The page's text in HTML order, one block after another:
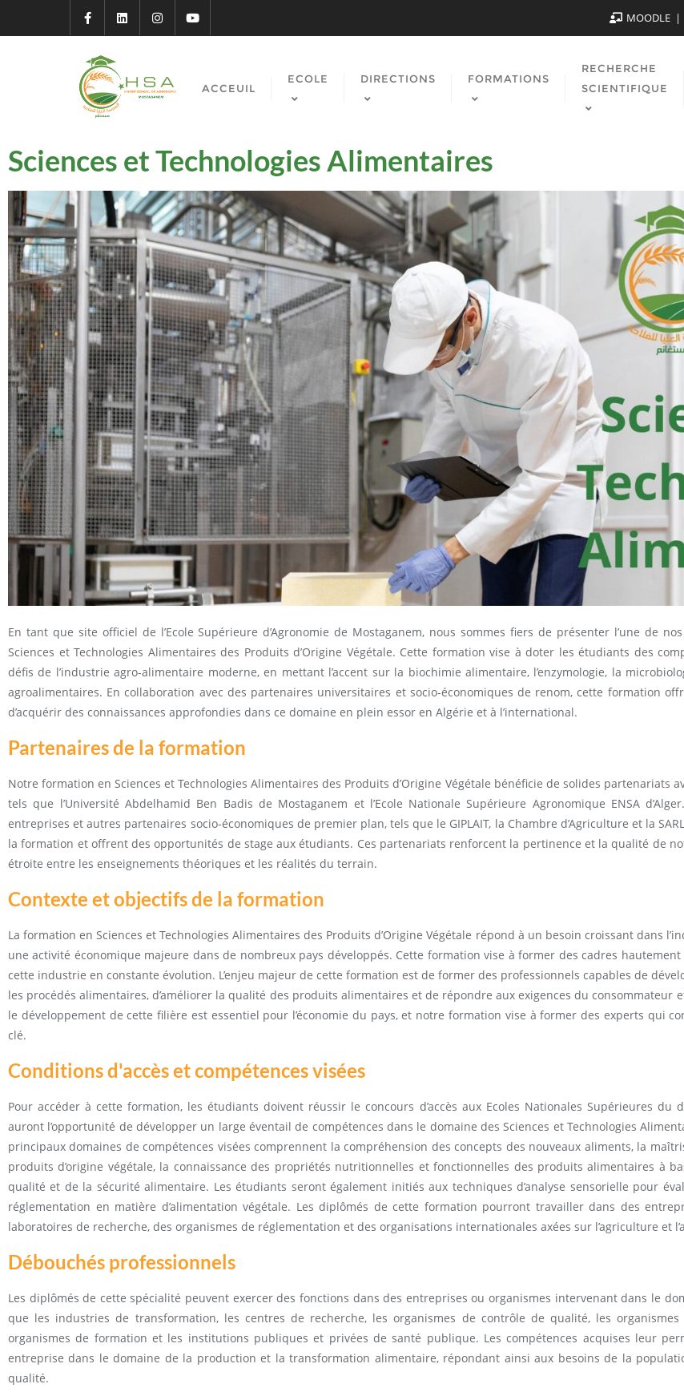
MOODLE
ACCEUIL
ECOLE DIRECTIONS FORMATIONS
RECHERCHE
SCIENTIFIQUE
Sciences et Technologies Alimentaires
En tant que site officiel de l’Ecole Supérieure d’Agronomie de Mostaganem, nous sommes fiers de présenter l’une de
Sciences et Technologies Alimentaires des Produits d’Origine Végétale. Cette formation vise à doter les étudiants des
défis de l’industrie agro-alimentaire moderne, en mettant l’accent sur la biochimie alimentaire, l’enzymologie, la
agroalimentaires. En collaboration avec des partenaires universitaires et socio-économiques de renom, cette formation
d’acquérir des connaissances approfondies dans ce domaine en plein essor en Algérie et à l’international.
Partenaires de la formation
Notre formation en Sciences et Technologies Alimentaires des Produits d’Origine Végétale bénéficie de solides partenariats
tels que l’Université Abdelhamid Ben Badis de Mostaganem et l’Ecole Nationale Supérieure Agronomique ENSA
entreprises et autres partenaires socio-économiques de premier plan, tels que le GIPLAIT, la Chambre d’Agriculture et la
la formation et offrent des opportunités de stage aux étudiants. Ces partenariats renforcent la pertinence et la qualité de
étroite entre les enseignements théoriques et les réalités du terrain.
Contexte et objectifs de la formation
La formation en Sciences et Technologies Alimentaires des Produits d’Origine Végétale répond à un besoin croissant dans
une activité économique majeure dans de nombreux pays développés. Cette formation vise à former des cadres
cette industrie en constante évolution. L’enjeu majeur de cette formation est de former des professionnels capables de
les procédés alimentaires, d’améliorer la qualité des produits alimentaires et de répondre aux exigences du consommateur
le développement de cette filière est essentiel pour l’économie du pays, et notre formation vise à former des experts qui
clé.
Conditions d'accès et compétences visées
Pour accéder à cette formation, les étudiants doivent réussir le concours d’accès aux Ecoles Nationales Supérieures du
auront l’opportunité de développer un large éventail de compétences dans le domaine des Sciences et Technologies
principaux domaines de compétences visées comprennent la compréhension des concepts des nouveaux aliments, la
produits d’origine végétale, la connaissance des propriétés nutritionnelles et fonctionnelles des produits alimentaires à
qualité et de la sécurité alimentaire. Les étudiants seront également initiés aux techniques d’analyse sensorielle pour
réglementation en matière d’alimentation végétale. Les diplômés de cette formation pourront travailler dans des
laboratoires de recherche, des organismes de réglementation et des organisations internationales axées sur l’agriculture et
Débouchés professionnels
Les diplômés de cette spécialité peuvent exercer des fonctions dans des entreprises ou organismes intervenant dans le
que les industries de transformation, les centres de recherche, les organismes de contrôle de qualité, les
organismes de formation et les institutions publiques et privées de santé publique. Les compétences acquises leur
entreprise dans le domaine de la production et la transformation alimentaire, répondant ainsi aux besoins de la
qualité.